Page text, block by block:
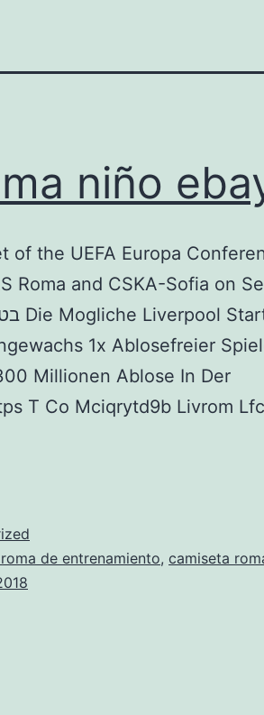
niño
of the UEFA Europa
Roma and CSKA-Sofia on
1x Ablosefreier
Millionen Ablose In Der
T Co Mciqrytd9b Livrom
de entrenamiento, camiseta